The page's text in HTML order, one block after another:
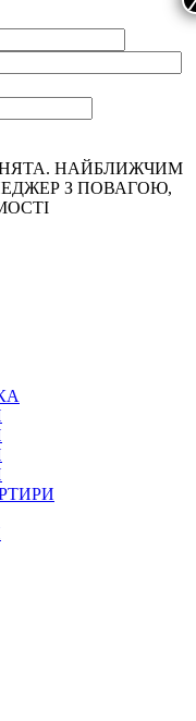
НАЙБЛИЖЧИМ
З ПОВАГОЮ,